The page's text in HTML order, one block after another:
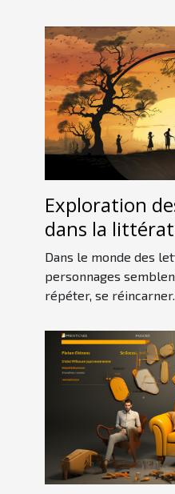
Exploration
dans la
Dans le monde des
personnages
répéter, se